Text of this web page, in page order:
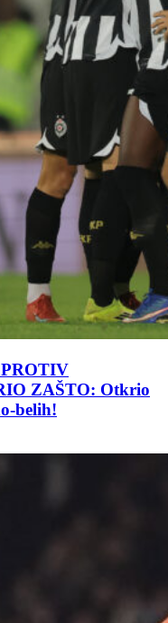
ZAŠTO: Otkrio
belih!